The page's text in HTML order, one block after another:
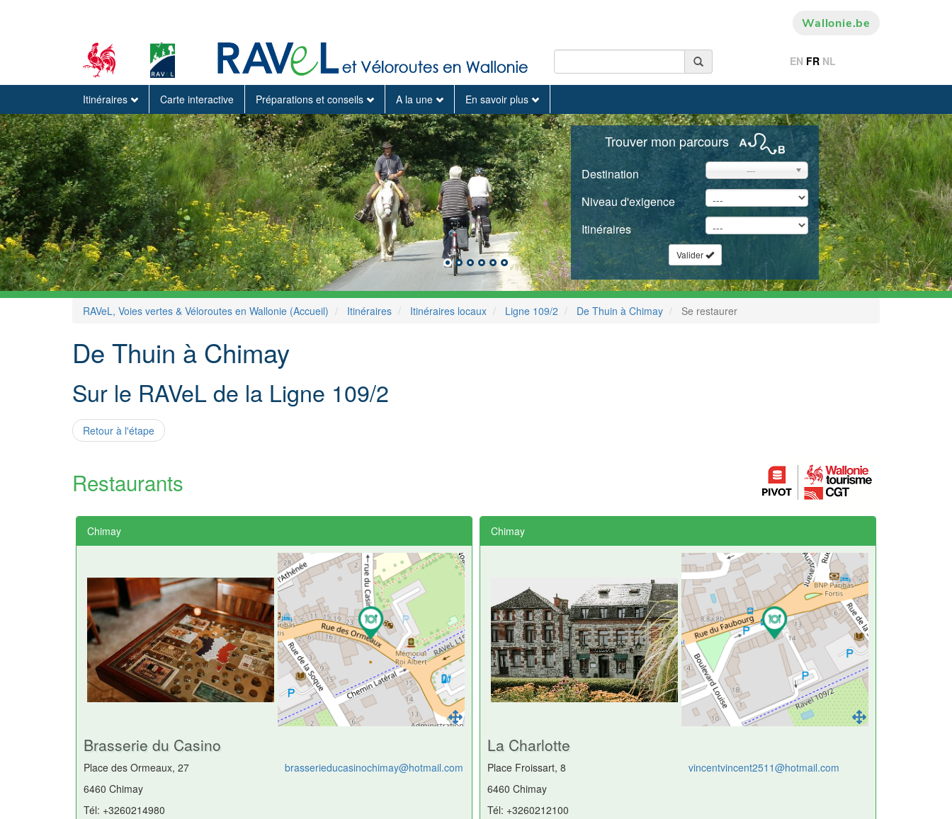
Wallonie.be
EN FR NL
Itinéraires Carte interactive Préparations et conseils A la une En savoir plus
Trouver mon parcours
Destination ---
Niveau d'exigence
Itinéraires
Valider
RAVeL, Voies vertes & Véloroutes en Wallonie (Accueil) Itinéraires Itinéraires locaux Ligne 109/2 De Thuin à Chimay Se restaurer
De Thuin à Chimay
Sur le RAVeL de la Ligne 109/2
Retour à l'étape
Restaurants
Chimay
Brasserie du Casino
Place des Ormeaux, 27
6460 Chimay
Tél: +3260214980
brasserieducasinochimay@hotmail.com
Chimay
La Charlotte
Place Froissart, 8
6460 Chimay
Tél: +3260212100
vincentvincent2511@hotmail.com